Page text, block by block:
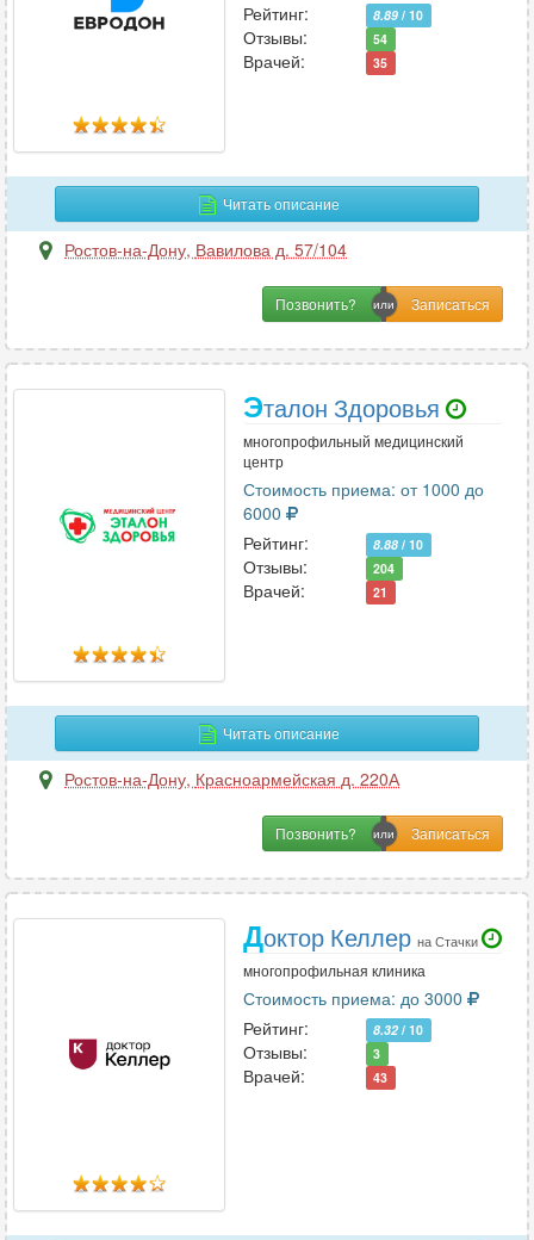
Рейтинг:
8.89 / 10
Отзывы: 54
Врачей: 35
Читать описание
Ростов-на-Дону, Вавилова д. 57/104
Позвонить?
Эталон Здоровья
многопрофильный медицинский
центр
Стоимость приема: от 1000 до
6000
Рейтинг:
8.88 / 10
Отзывы: 204
Врачей: 21
Читать описание
Ростов-на-Дону, Красноармейская д. 220А
Позвонить?
Доктор Келлер на Стачки
многопрофильная клиника
Стоимость приема: до 3000
Рейтинг:
8.32 / 10
Отзывы: 3
Врачей: 43